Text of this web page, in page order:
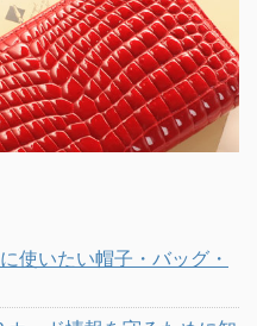
使いたい帽子・バッグ・